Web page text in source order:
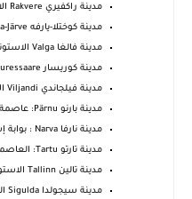
مدينة راكفيري Rakvere الاستونية: قلعة فيدزيم ومدين...
مدينة كوختلا-يارفه Kohtla-Järve الاستونية: قلب صنا...
مدينة فالغا Valga الاستونية: مدينة الحدود المزدوجة...
مدينة كوريسار Kuressaare الاستونية: عاصمة جزيرة سا...
مدينة فيلجاندي Viljandi الإستونية: عاصمة الفلكلور ...
مدينة بارنو Pärnu: عاصمة إستونيا الصيفية وميناء ال...
مدينة نارفا Narva : بوابة إستونيا الشرقية ومدينة ا...
مدينة تارتو Tartu: العاصمة الفكرية والروح الثقافية...
مدينة تالين Tallinn الاستونية: عروس البلطيق ومفتر...
مدينة سيجولدا Sigulda اللاتفية: سويسرا لاتفيا وواد...